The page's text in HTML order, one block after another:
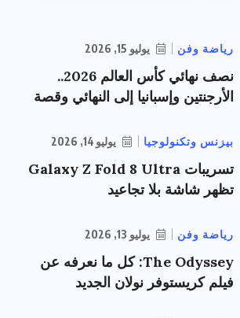
رياضة وفن يوليو 15, 2026
نصف نهائي كأس العالم 2026..
الأرجنتين وإسبانيا إلى النهائي وقصة
بيزنس وتكنولوجيا يوليو 14, 2026
تسريبات Galaxy Z Fold 8 Ultra
تظهر شاشة بلا تجاعيد
رياضة وفن يوليو 13, 2026
The Odyssey: كل ما نعرفه عن
فيلم كريستوفر نولان الجديد